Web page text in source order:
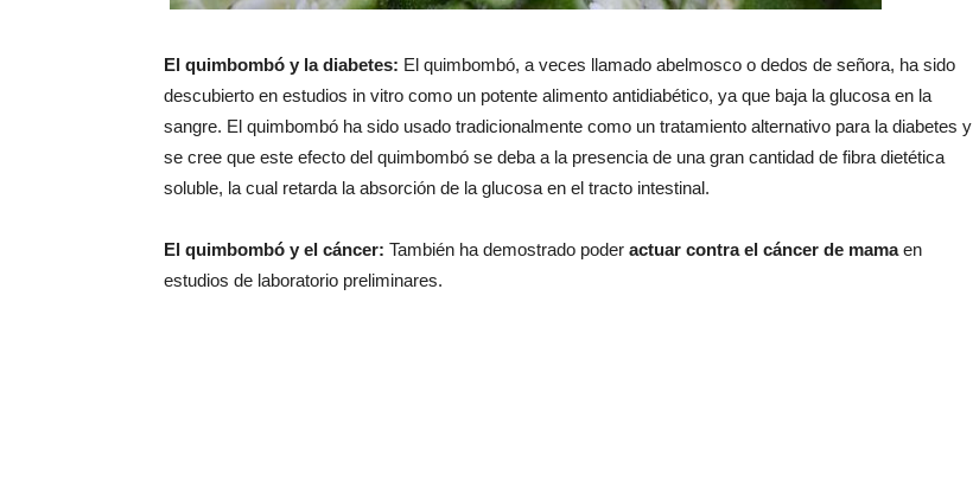
El quimbombó y la diabetes: El quimbombó, a veces llamado abelmosco o dedos de señora, ha sido
descubierto en estudios in vitro como un potente alimento antidiabético, ya que baja la glucosa en la
sangre. El quimbombó ha sido usado tradicionalmente como un tratamiento alternativo para la diabetes y
se cree que este efecto del quimbombó se deba a la presencia de una gran cantidad de fibra dietética
soluble, la cual retarda la absorción de la glucosa en el tracto intestinal.
El quimbombó y el cáncer: También ha demostrado poder actuar contra el cáncer de mamaen
estudios de laboratorio preliminares.